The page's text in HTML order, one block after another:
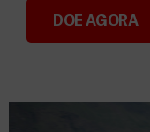
DOE AGORA